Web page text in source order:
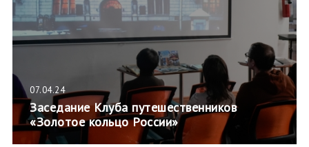
07.04.24
Заседание Клуба путешественников
«Золотое кольцо России»